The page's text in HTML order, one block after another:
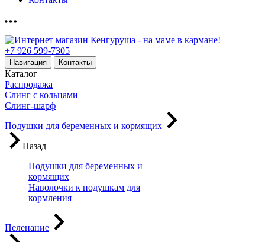
+7 926 599-7305
Навигация Контакты
Каталог
Распродажа
Слинг с кольцами
Слинг-шарф
Подушки для беременных и кормящих
Назад
Подушки для беременных и
кормящих
Наволочки к подушкам для
кормления
Пеленание